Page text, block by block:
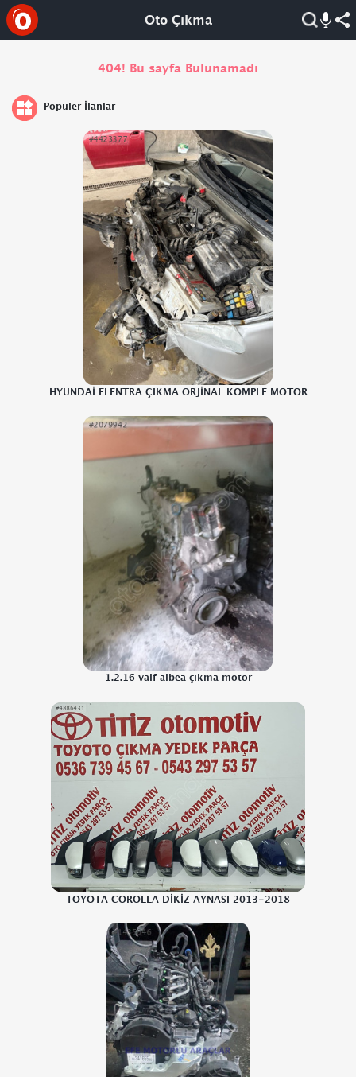
Oto Çıkma
404! Bu sayfa Bulunamadı
Popüler İlanlar
HYUNDAİ ELENTRA ÇIKMA ORJİNAL KOMPLE MOTOR
1.2.16 valf albea çıkma motor
TOYOTA COROLLA DİKİZ AYNASI 2013-2018